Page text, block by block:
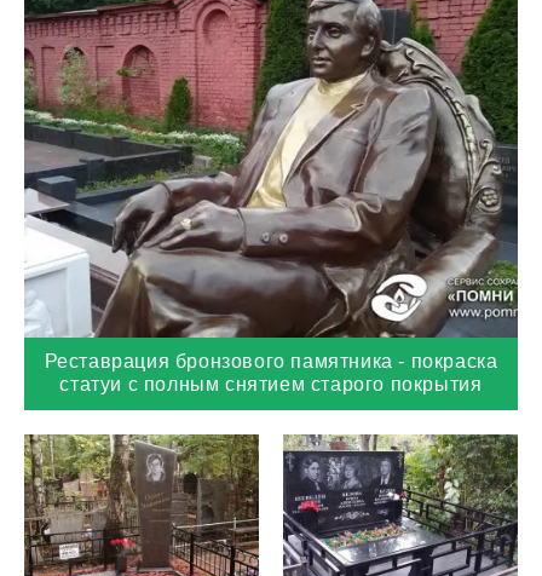
Реставрация бронзового памятника - покраска
статуи с полным снятием старого покрытия